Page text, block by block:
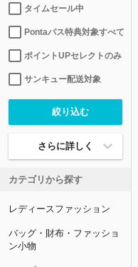
タイムセール中
Pontaパス特典対象すべて
ポイントUPセレクトのみ
サンキュー配送対象
さらに詳しく
カテゴリから探す
レディースファッション
バッグ・財布・ファッショ
ン小物